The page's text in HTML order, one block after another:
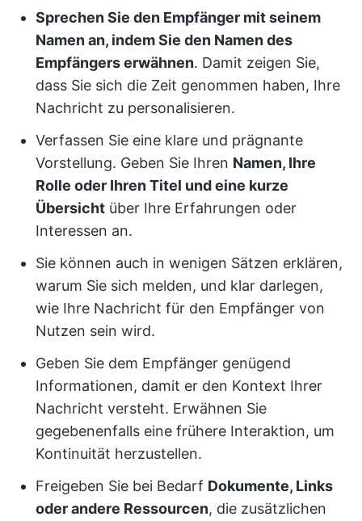
Sprechen Sie den Empfänger mit seinem
Namen an, indem Sie den Namen des
Empfängers erwähnen. Damit zeigen Sie,
dass Sie sich die Zeit genommen haben, Ihre
Nachricht zu personalisieren.
Verfassen Sie eine klare und prägnante
Vorstellung. Geben Sie Ihren Namen, Ihre
Rolle oder Ihren Titel und eine kurze
Übersicht über Ihre Erfahrungen oder
Interessen an.
Sie können auch in wenigen Sätzen erklären,
warum Sie sich melden, und klar darlegen,
wie Ihre Nachricht für den Empfänger von
Nutzen sein wird.
Geben Sie dem Empfänger genügend
Informationen, damit er den Kontext Ihrer
Nachricht versteht. Erwähnen Sie
gegebenenfalls eine frühere Interaktion, um
Kontinuität herzustellen.
Freigeben Sie bei Bedarf Dokumente, Links
oder andere Ressourcen, die zusätzlichen